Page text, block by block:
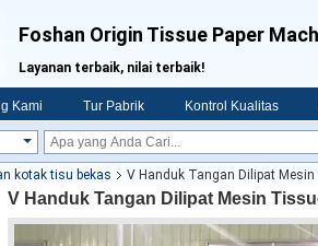
Foshan Origin Tissue Paper
Layanan terbaik, nilai terbaik!
Kami Tur Pabrik Kontrol Kualitas
kotak tisu bekas
V Handuk Tangan Dilipat
V Handuk Tangan Dilipat Mesin